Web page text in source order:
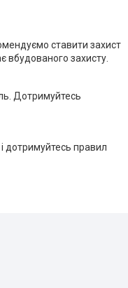
ставити захист
вбудованого захисту.
Дотримуйтесь
дотримуйтесь правил